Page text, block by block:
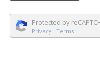
Protected by
Privacy - Terms